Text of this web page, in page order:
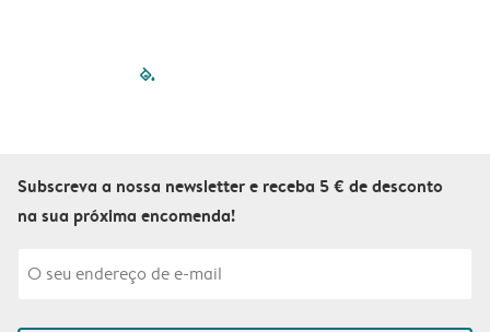
filled-pagination
Subscreva a nossa newsletter e receba 5 € de desconto
na sua próxima encomenda!